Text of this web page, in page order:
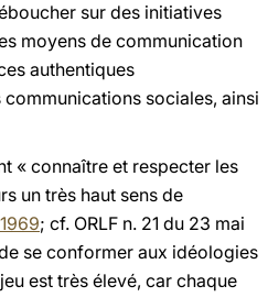
sur des initiatives
moyens de communication
authentiques
sociales, ainsi
« connaître et respecter les
un très haut sens de
; cf. ORLF n. 21 du 23 mai
se conformer aux idéologies
est très élevé, car chaque